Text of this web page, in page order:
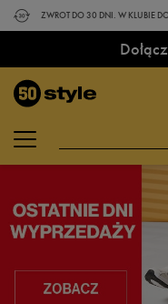
ZWROT DO 30 DNI. W KLUBIE